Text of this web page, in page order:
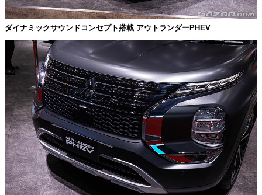
ダイナミックサウンドコンセプト搭載 アウトランダーPHEV